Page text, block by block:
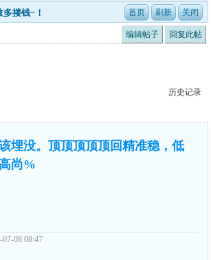
搂钱~！
编辑帖子 回复此帖
历史记录
埋没。顶顶顶顶顶回精准稳，低
尚%
07-08 08:47